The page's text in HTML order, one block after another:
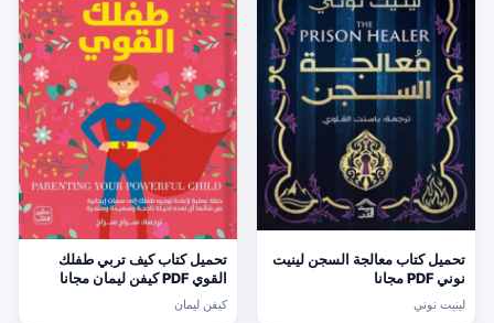
تحميل كتاب معالجة السجن لينيت
نوني PDF مجانا
لينيت نوني
تحميل كتاب كيف تربي طفلك
القوي PDF كيفن ليمان مجانا
كيفن ليمان